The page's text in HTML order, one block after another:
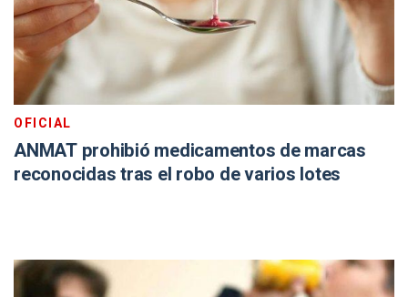
OFICIAL
ANMAT prohibió medicamentos de marcas
reconocidas tras el robo de varios lotes